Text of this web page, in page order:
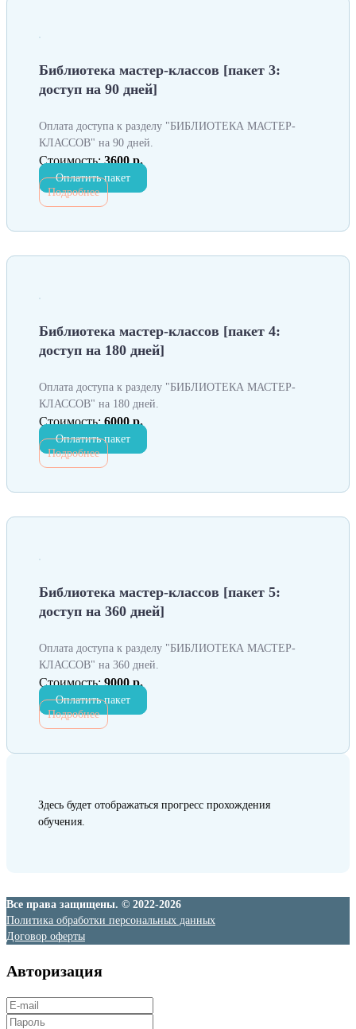
Библиотека мастер-классов [пакет 3:
доступ на 90 дней]
Оплата доступа к разделу "БИБЛИОТЕКА МАСТЕР-
КЛАССОВ" на 90 дней.
Стоимость: 3600 р.
Оплатить пакет
Подробнее
Библиотека мастер-классов [пакет 4:
доступ на 180 дней]
Оплата доступа к разделу "БИБЛИОТЕКА МАСТЕР-
КЛАССОВ" на 180 дней.
Стоимость: 6000 р.
Оплатить пакет
Подробнее
Библиотека мастер-классов [пакет 5:
доступ на 360 дней]
Оплата доступа к разделу "БИБЛИОТЕКА МАСТЕР-
КЛАССОВ" на 360 дней.
Стоимость: 9000 р.
Оплатить пакет
Подробнее
Здесь будет отображаться прогресс прохождения
обучения.
Все права защищены. © 2022-2026
Политика обработки персональных данных
Договор оферты
Авторизация